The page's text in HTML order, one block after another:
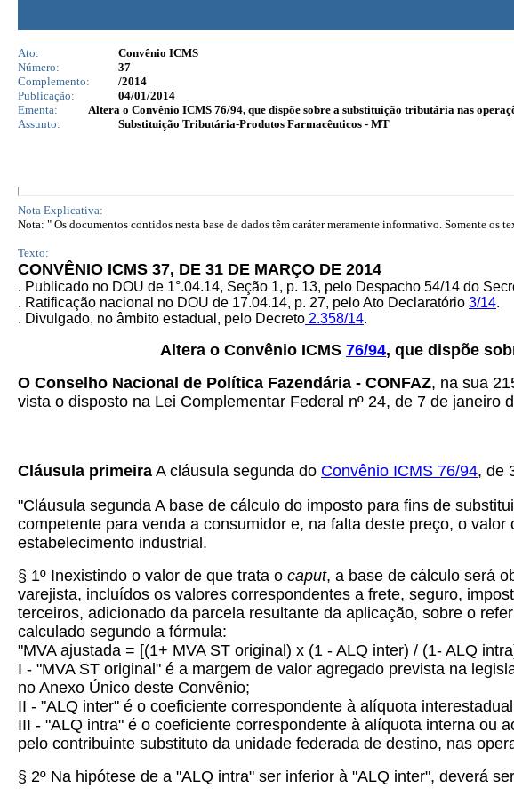
Ato:
Convênio ICMS
Número:
37
Complemento:
/2014
Publicação:
04/01/2014
Ementa:
Altera o Convênio ICMS 76/94, que dispõe sobre a substituição tributária nas
Assunto:
Substituição Tributária-Produtos Farmacêuticos - MT
Nota Explicativa:
Nota: " Os documentos contidos nesta base de dados têm caráter meramente informativo. Somente
Texto:
CONVÊNIO ICMS 37, DE 31 DE MARÇO DE 2014
. Publicado no DOU de 1°.04.14, Seção 1, p. 13, pelo Despacho 54/14 do
. Ratificação nacional no DOU de 17.04.14, p. 27, pelo Ato Declaratório 3/14.
. Divulgado, no âmbito estadual, pelo Decreto 2.358/14.
Altera o Convênio ICMS 76/94, que dispõe
O Conselho Nacional de Política Fazendária - CONFAZ, na sua
vista o disposto na Lei Complementar Federal nº 24, de 7 de janeiro
Cláusula primeira A cláusula segunda do Convênio ICMS 76/94, de
"Cláusula segunda A base de cálculo do imposto para fins de
competente para venda a consumidor e, na falta deste preço, o
estabelecimento industrial.
§ 1º Inexistindo o valor de que trata o caput, a base de cálculo será
varejista, incluídos os valores correspondentes a frete, seguro,
terceiros, adicionado da parcela resultante da aplicação, sobre o
calculado segundo a fórmula:
"MVA ajustada = [(1+ MVA ST original) x (1 - ALQ inter) / (1- ALQ
I - "MVA ST original" é a margem de valor agregado prevista na
no Anexo Único deste Convênio;
II - "ALQ inter" é o coeficiente correspondente à alíquota
III - "ALQ intra" é o coeficiente correspondente à alíquota interna ou
pelo contribuinte substituto da unidade federada de destino, nas
§ 2º Na hipótese de a "ALQ intra" ser inferior à "ALQ inter", deverá